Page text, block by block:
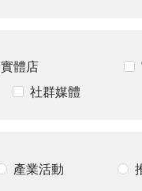
實體店
社群媒體
產業活動